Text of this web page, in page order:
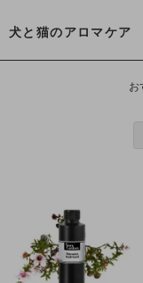
犬と猫のアロマケア
お